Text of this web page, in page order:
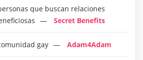
que buscan relaciones
Secret Benefits
gay Adam4Adam